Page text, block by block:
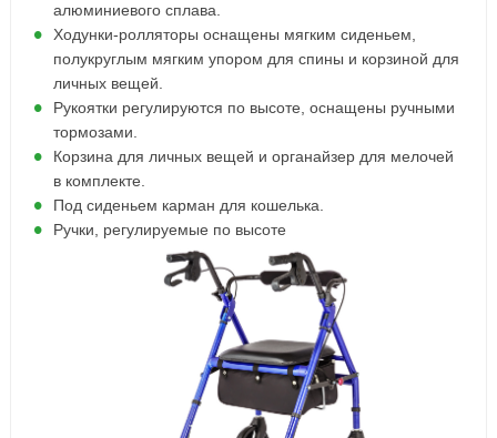
алюминиевого сплава.
Ходунки-ролляторы оснащены мягким сиденьем,
полукруглым мягким упором для спины и корзиной для
личных вещей.
Рукоятки регулируются по высоте, оснащены ручными
тормозами.
Корзина для личных вещей и органайзер для мелочей
в комплекте.
Под сиденьем карман для кошелька.
Ручки, регулируемые по высоте